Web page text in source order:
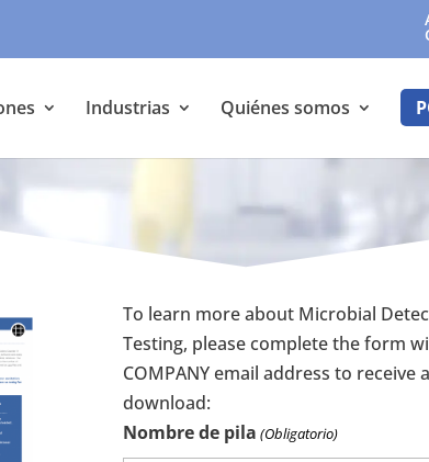
Industrias Quiénes somos
To learn more about Microbial
Testing, please complete the form
COMPANY email address to receive
download:
Nombre de pila (Obligatorio)